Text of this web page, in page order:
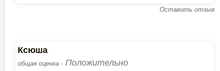
Оставить отзыв
Ксюша
общая оценка - Положительно